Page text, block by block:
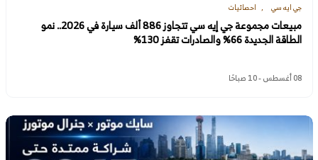
جي ايه سي احصائيات
مبيعات مجموعة جي إيه سي تتجاوز 886 ألف سيارة في 2026.. نمو
الطاقة الجديدة 66% والصادرات تقفز 130%
08 أغسطس - 10 صباحًا